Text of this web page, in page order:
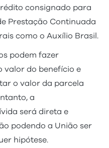
consignado para
Prestação Continuada
como o Auxílio Brasil.
podem fazer
valor do benefício e
o valor da parcela
a
será direta e
podendo a União ser
hipótese.